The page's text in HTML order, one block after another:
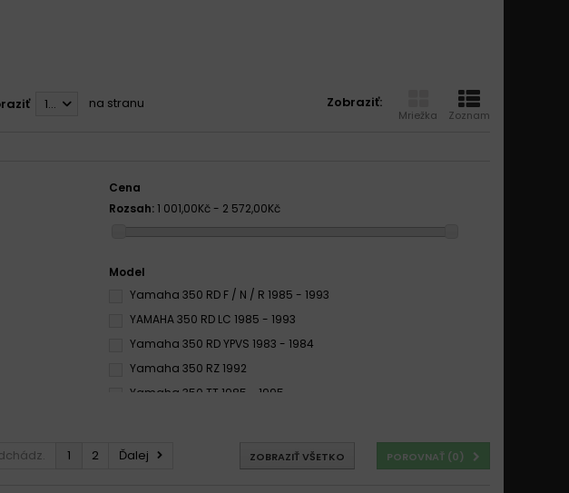
Zobraziť:
Mriežka Zoznam
12 na stranu
Cena
Rozsah: 1 001,00Kč - 2 572,00Kč
Model
Yamaha 350 RD F / N / R 1985 - 1993
YAMAHA 350 RD LC 1985 - 1993
Yamaha 350 RD YPVS 1983 - 1984
Yamaha 350 RZ 1992
Yamaha 350 TT 1985 - 1995
Yamaha RD 350 LC 1986 - 1990
POROVNAŤ (0)
1 2 Ďalej ZOBRAZIŤ VŠETKO